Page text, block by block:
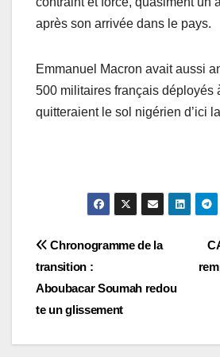
après son arrivée dans le pays.
Emmanuel Macron avait aussi
500 militaires français déployés
quitteraient le sol nigérien d’ici
Navigation
de
l’article
Chronogramme de la
transition :
Aboubacar Soumah redou
te un glissement